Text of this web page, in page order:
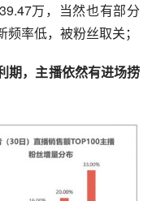
万，当然也有部分
率低，被粉丝取关；
期，主播依然有进场捞